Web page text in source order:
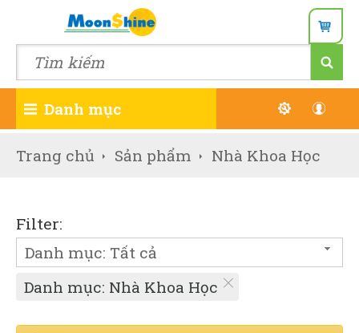
Danh mục
Trang chủ Sản phẩm Nhà Khoa Học
Filter:
Danh mục: Tất cả
Danh mục: Nhà Khoa Học